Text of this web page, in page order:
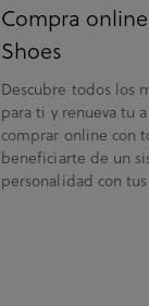
Compra
Shoes
Descubre todos los
para ti y renueva tu
comprar online con
beneficiarte de un
personalidad con